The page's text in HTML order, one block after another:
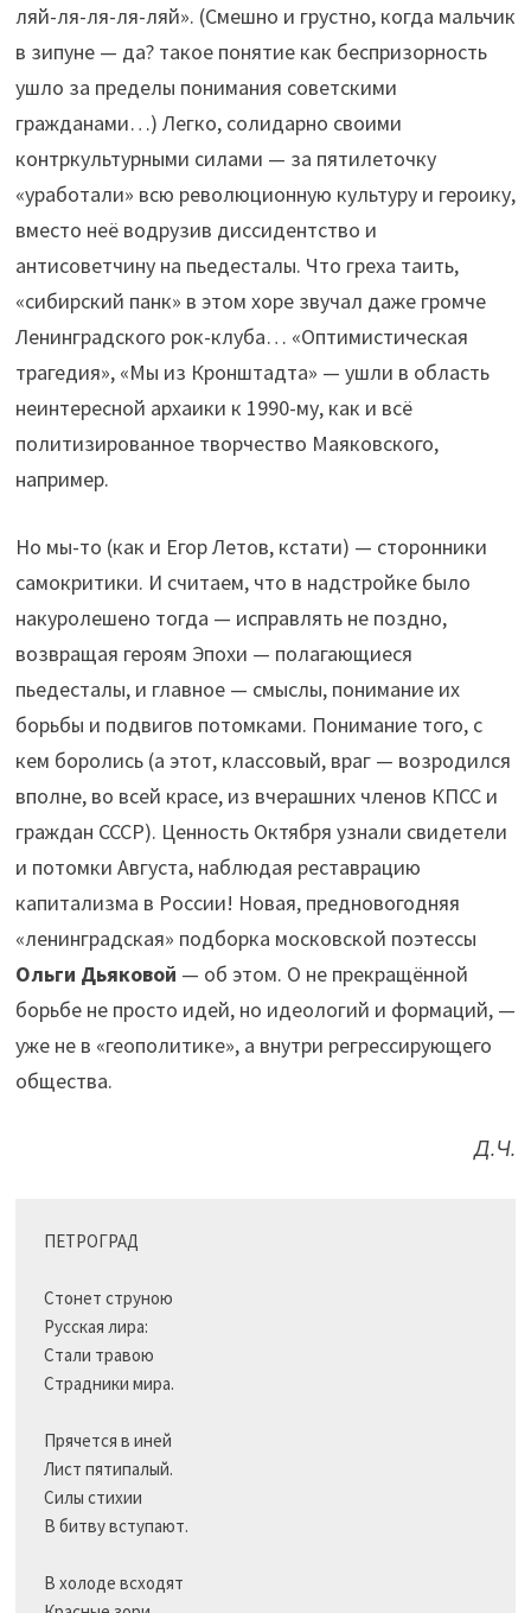
ляй-ля-ля-ля-ляй». (Смешно и грустно, когда мальчик
в зипуне — да? такое понятие как беспризорность
ушло за пределы понимания советскими
гражданами…) Легко, солидарно своими
контркультурными силами — за пятилеточку
«уработали» всю революционную культуру и героику,
вместо неё водрузив диссидентство и
антисоветчину на пьедесталы. Что греха таить,
«сибирский панк» в этом хоре звучал даже громче
Ленинградского рок-клуба… «Оптимистическая
трагедия», «Мы из Кронштадта» — ушли в область
неинтересной архаики к 1990-му, как и всё
политизированное творчество Маяковского,
например.
Но мы-то (как и Егор Летов, кстати) — сторонники
самокритики. И считаем, что в надстройке было
накуролешено тогда — исправлять не поздно,
возвращая героям Эпохи — полагающиеся
пьедесталы, и главное — смыслы, понимание их
борьбы и подвигов потомками. Понимание того, с
кем боролись (а этот, классовый, враг — возродился
вполне, во всей красе, из вчерашних членов КПСС и
граждан СССР). Ценность Октября узнали свидетели
и потомки Августа, наблюдая реставрацию
капитализма в России! Новая, предновогодняя
«ленинградская» подборка московской поэтессы
Ольги Дьяковой — об этом. О не прекращённой
борьбе не просто идей, но идеологий и формаций, —
уже не в «геополитике», а внутри регрессирующего
общества.
Д.Ч.
ПЕТРОГРАД
Стонет струною
Русская лира:
Стали травою
Страдники мира.
Прячется в иней
Лист пятипалый.
Силы стихии
В битву вступают.
В холоде всходят